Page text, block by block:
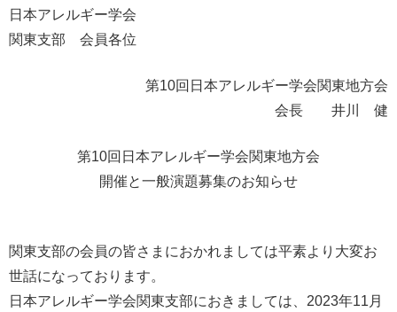
日本アレルギー学会
関東支部 会員各位
第10回日本アレルギー学会関東地方会
会長 井川 健
第10回日本アレルギー学会関東地方会
開催と一般演題募集のお知らせ
関東支部の会員の皆さまにおかれましては平素より大変お
世話になっております。
日本アレルギー学会関東支部におきましては、2023年11月